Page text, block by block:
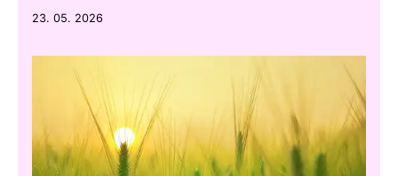
23. 05. 2026